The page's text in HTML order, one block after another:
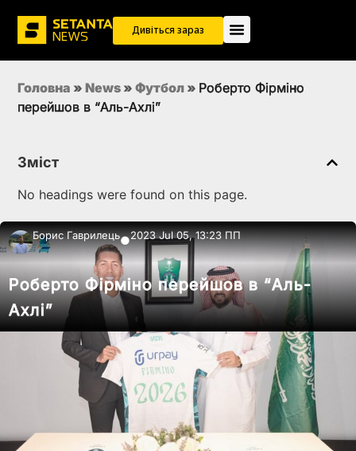
Дивіться зараз
Головна » News » Футбол » Роберто Фірміно
перейшов в “Аль-Ахлі”
Зміст
No headings were found on this page.
Борис Гаврилець●2023 Jul 05, 13:23 ПП
Роберто Фірміно перейшов в “Аль-
Ахлі”